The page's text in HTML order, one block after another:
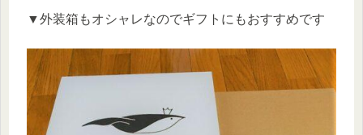
▼外装箱もオシャレなのでギフトにもおすすめです